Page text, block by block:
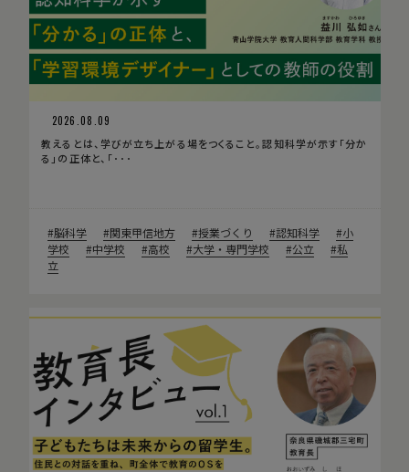
2026.08.09
教えるとは、学びが立ち上がる場をつくること。認知科学が示す「分か
る」の正体と、「･･･
脳科学 関東甲信地方 授業づくり 認知科学
小
学校
中学校 高校 大学・専門学校 公立
私
立